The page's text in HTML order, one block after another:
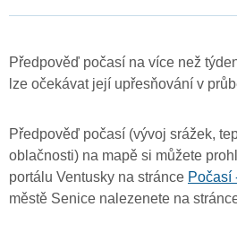
Předpověď počasí na více než
lze očekávat její upřesňování v
Předpověď počasí (vývoj srážek,
oblačnosti) na mapě si můžete
portálu Ventusky na stránce Počasí
městě Senice nalezenete na